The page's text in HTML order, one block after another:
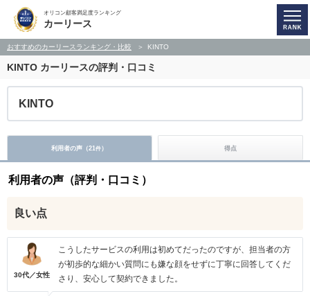
オリコン顧客満足度ランキング
カーリース
おすすめのカーリースランキング・比較 KINTO
KINTO カーリースの評判・口コミ
KINTO
利用者の声（21件） 得点
利用者の声（評判・口コミ）
良い点
30代／女性
こうしたサービスの利用は初めてだったのですが、担当者の方
が初歩的な細かい質問にも嫌な顔をせずに丁寧に回答してくだ
さり、安心して契約できました。